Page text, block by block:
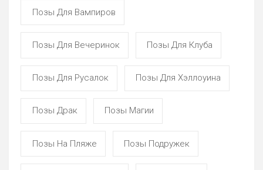
Позы Для Вампиров
Позы Для Вечеринок Позы Для Клуба
Позы Для Русалок Позы Для Хэллоуина
Позы Драк Позы Магии
Позы На Пляже Позы Подружек